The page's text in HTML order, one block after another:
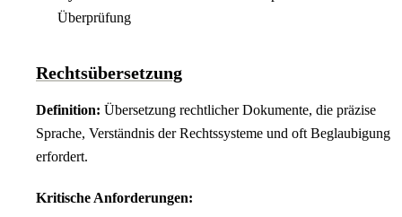
Überprüfung
Rechtsübersetzung
Definition: Übersetzung rechtlicher Dokumente, die präzise
Sprache, Verständnis der Rechtssysteme und oft Beglaubigung
erfordert.
Kritische Anforderungen: